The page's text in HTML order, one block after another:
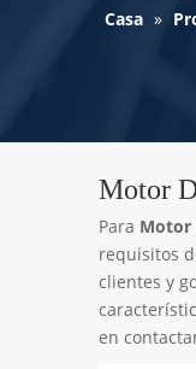
Casa »
Motor
Para Motor
requisitos
clientes y
en